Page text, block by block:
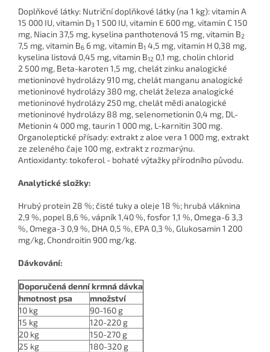
Doplňkové látky: Nutriční doplňkové látky (na 1 kg): vitamin A
15 000 IU, vitamin D3 1 500 IU, vitamin E 600 mg, vitamin C 150
mg, Niacin 37,5 mg, kyselina panthotenová 15 mg, vitamin B2
7,5 mg, vitamin B6 6 mg, vitamin B1 4,5 mg, vitamin H 0,38 mg,
kyselina listová 0,45 mg, vitamin B12 0,1 mg, cholin chlorid
2 500 mg, Beta-karoten 1,5 mg, chelát zinku analogické
metioninové hydrolázy 910 mg, chelát manganu analogické
metioninové hydrolázy 380 mg, chelát železa analogické
metioninové hydrolázy 250 mg, chelát mědi analogické
metioninové hydrolázy 88 mg, selenometionin 0,4 mg, DL-
Metionin 4 000 mg, taurin 1 000 mg, L-karnitin 300 mg.
Organoleptické přísady: extrakt z aloe vera 1 000 mg, extrakt
ze zeleného čaje 100 mg, extrakt z rozmarýnu.
Antioxidanty: tokoferol - bohaté výtažky přírodního původu.
Analytické složky:
Hrubý protein 28 %; čisté tuky a oleje 18 %; hrubá vláknina
2,9 %, popel 8,6 %, vápník 1,40 %, fosfor 1,1 %, Omega-6 3,3
%, Omega-3 0,9 %, DHA 0,5 %, EPA 0,3 %, Glukosamin 1 200
mg/kg, Chondroitin 900 mg/kg.
Dávkování:
Doporučená denní krmná dávka
hmotnost psa
množství
10 kg
90-160 g
15 kg
120-220 g
20 kg
150-270 g
25 kg
180-320 g